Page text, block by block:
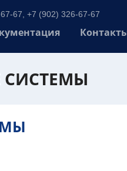
67, +7 (902) 326-67-67